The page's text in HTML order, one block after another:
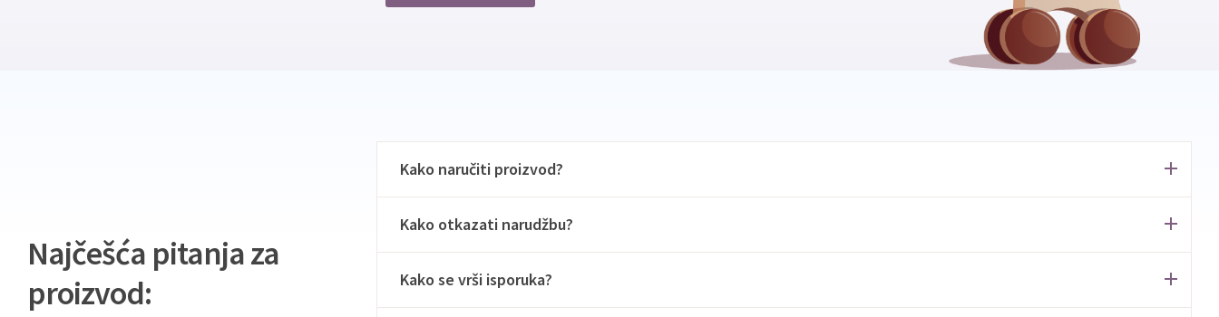
Najčešća pitanja za
proizvod:
Kako naručiti proizvod?
Kako otkazati narudžbu?
Kako se vrši isporuka?